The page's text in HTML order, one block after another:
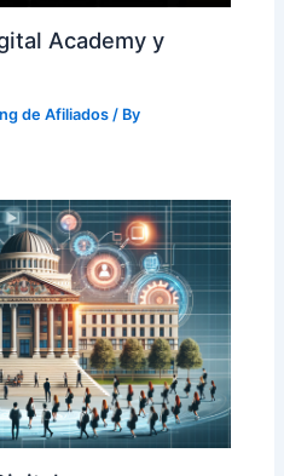
Academy y
de Afiliados / By